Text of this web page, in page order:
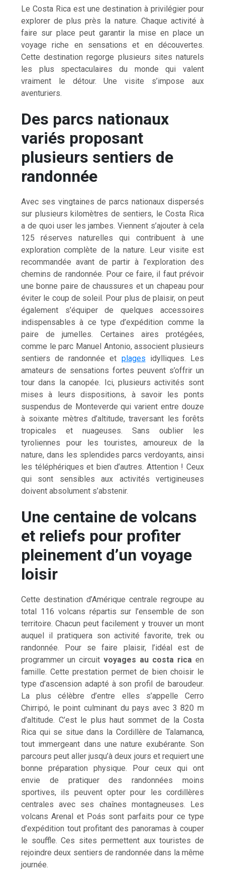
Le Costa Rica est une destination à privilégier pour
explorer de plus près la nature. Chaque activité à
faire sur place peut garantir la mise en place un
voyage riche en sensations et en découvertes.
Cette destination regorge plusieurs sites naturels
les plus spectaculaires du monde qui valent
vraiment le détour. Une visite s’impose aux
aventuriers.
Des parcs nationaux
variés proposant
plusieurs sentiers de
randonnée
Avec ses vingtaines de parcs nationaux dispersés
sur plusieurs kilomètres de sentiers, le Costa Rica
a de quoi user les jambes. Viennent s’ajouter à cela
125 réserves naturelles qui contribuent à une
exploration complète de la nature. Leur visite est
recommandée avant de partir à l’exploration des
chemins de randonnée. Pour ce faire, il faut prévoir
une bonne paire de chaussures et un chapeau pour
éviter le coup de soleil. Pour plus de plaisir, on peut
également s’équiper de quelques accessoires
indispensables à ce type d’expédition comme la
paire de jumelles. Certaines aires protégées,
comme le parc Manuel Antonio, associent plusieurs
sentiers de randonnée et plages idylliques. Les
amateurs de sensations fortes peuvent s’offrir un
tour dans la canopée. Ici, plusieurs activités sont
mises à leurs dispositions, à savoir les ponts
suspendus de Monteverde qui varient entre douze
à soixante mètres d’altitude, traversant les forêts
tropicales et nuageuses. Sans oublier les
tyroliennes pour les touristes, amoureux de la
nature, dans les splendides parcs verdoyants, ainsi
les téléphériques et bien d’autres. Attention ! Ceux
qui sont sensibles aux activités vertigineuses
doivent absolument s’abstenir.
Une centaine de volcans
et reliefs pour profiter
pleinement d’un voyage
loisir
Cette destination d’Amérique centrale regroupe au
total 116 volcans répartis sur l’ensemble de son
territoire. Chacun peut facilement y trouver un mont
auquel il pratiquera son activité favorite, trek ou
randonnée. Pour se faire plaisir, l’idéal est de
programmer un circuit voyages au costa rica en
famille. Cette prestation permet de bien choisir le
type d’ascension adapté à son profil de baroudeur.
La plus célèbre d’entre elles s’appelle Cerro
Chirripó, le point culminant du pays avec 3 820 m
d’altitude. C’est le plus haut sommet de la Costa
Rica qui se situe dans la Cordillère de Talamanca,
tout immergeant dans une nature exubérante. Son
parcours peut aller jusqu’à deux jours et requiert une
bonne préparation physique. Pour ceux qui ont
envie de pratiquer des randonnées moins
sportives, ils peuvent opter pour les cordillères
centrales avec ses chaînes montagneuses. Les
volcans Arenal et Poás sont parfaits pour ce type
d’expédition tout profitant des panoramas à couper
le souffle. Ces sites permettent aux touristes de
rejoindre deux sentiers de randonnée dans la même
journée.